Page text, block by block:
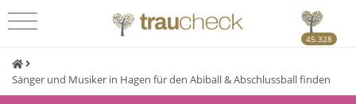
45.328
Sänger und Musiker in Hagen für den Abiball & Abschlussball finden